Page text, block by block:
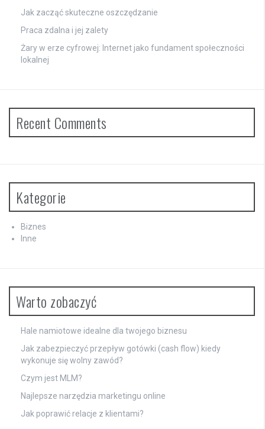
Jak zacząć skuteczne oszczędzanie
Praca zdalna i jej zalety
Żary w erze cyfrowej: Internet jako fundament społeczności
lokalnej
Recent Comments
Kategorie
Biznes
Inne
Warto zobaczyć
Hale namiotowe idealne dla twojego biznesu
Jak zabezpieczyć przepływ gotówki (cash flow) kiedy
wykonuje się wolny zawód?
Czym jest MLM?
Najlepsze narzędzia marketingu online
Jak poprawić relacje z klientami?